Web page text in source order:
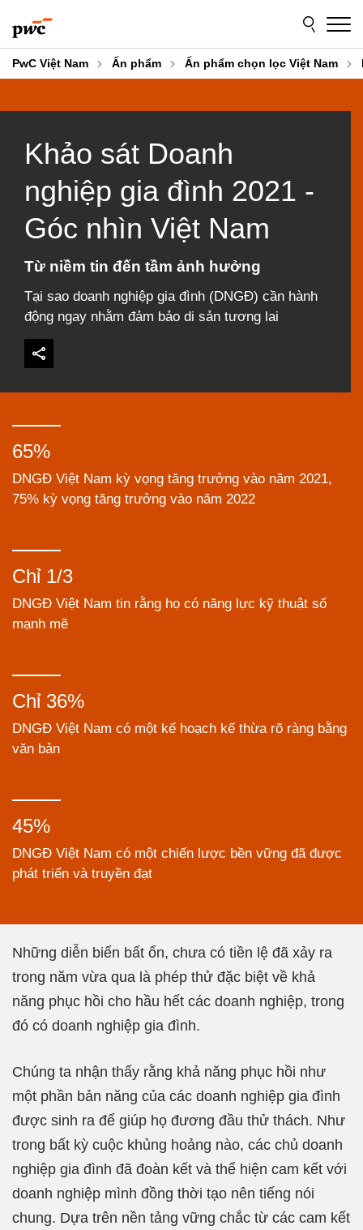
PwC Việt Nam Ấn phẩm Ấn phẩm chọn lọc Việt Nam
Khảo sát Doanh
nghiệp gia đình 2021 -
Góc nhìn Việt Nam
Từ niềm tin đến tầm ảnh hưởng
Tại sao doanh nghiệp gia đình (DNGĐ) cần hành
động ngay nhằm đảm bảo di sản tương lai
65%
DNGĐ Việt Nam kỳ vọng tăng trưởng vào năm 2021,
75% kỳ vọng tăng trưởng vào năm 2022
Chỉ 1/3
DNGĐ Việt Nam tin rằng họ có năng lực kỹ thuật số
mạnh mẽ
Chỉ 36%
DNGĐ Việt Nam có một kế hoạch kế thừa rõ ràng bằng
văn bản
45%
DNGĐ Việt Nam có một chiến lược bền vững đã được
phát triển và truyền đạt
Những diễn biến bất ổn, chưa có tiền lệ đã xảy ra
trong năm vừa qua là phép thử đặc biệt về khả
năng phục hồi cho hầu hết các doanh nghiệp, trong
đó có doanh nghiệp gia đình.
Chúng ta nhận thấy rằng khả năng phục hồi như
một phần bản năng của các doanh nghiệp gia đình
được sinh ra để giúp họ đương đầu thử thách. Như
trong bất kỳ cuộc khủng hoảng nào, các chủ doanh
nghiệp gia đình đã đoàn kết và thể hiện cam kết với
doanh nghiệp mình đồng thời tạo nên tiếng nói
chung. Dựa trên nền tảng vững chắc từ các cam kết